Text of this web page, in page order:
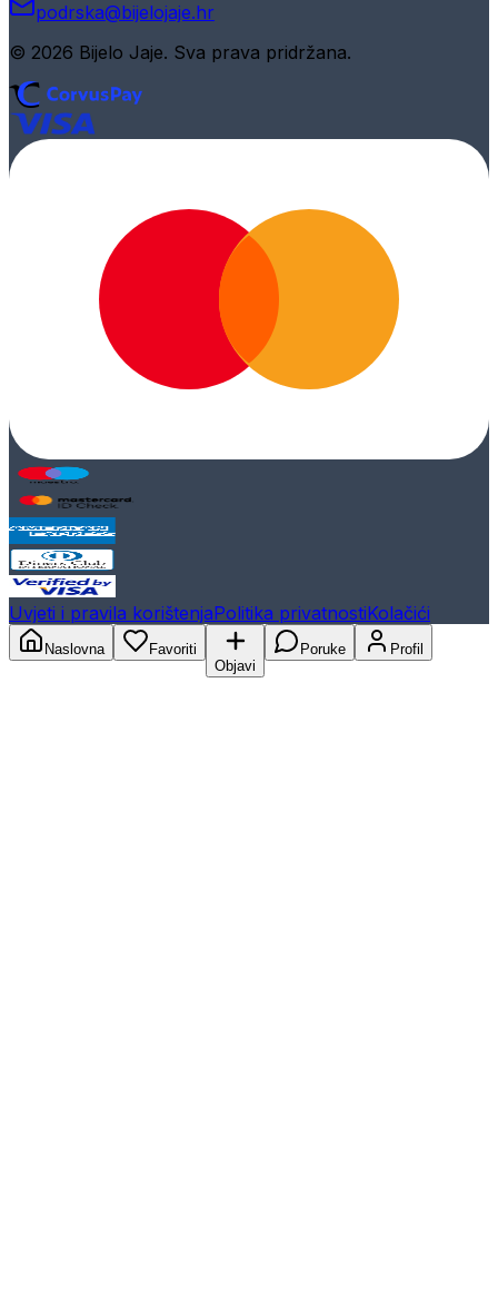
podrska@bijelojaje.hr
© 2026 Bijelo Jaje. Sva prava pridržana.
Uvjeti i pravila korištenjaPolitika privatnostiKolačići
Naslovna
Favoriti
Objavi
Poruke Profil